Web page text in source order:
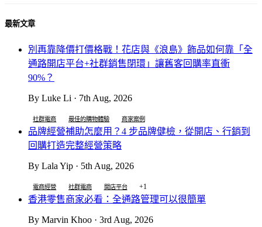
最新文章
別再靠降價打價格戰！花店與《浪島》飾品如何靠「全
通路開店平台+社群銷售閉環」讓舊客回購率直衝
90%？
By Luke Li · 7th Aug, 2026
社群電商 最佳的購物體驗 商家案例
品牌經營補助怎麼用？4 步品牌健檢，從開店、行銷到
回購打造完整經營策略
By Lala Yip · 5th Aug, 2026
電商經營 社群電商 開店平台 +1
香港零售商家必看：全通路管理可以很簡單
By Marvin Khoo · 3rd Aug, 2026